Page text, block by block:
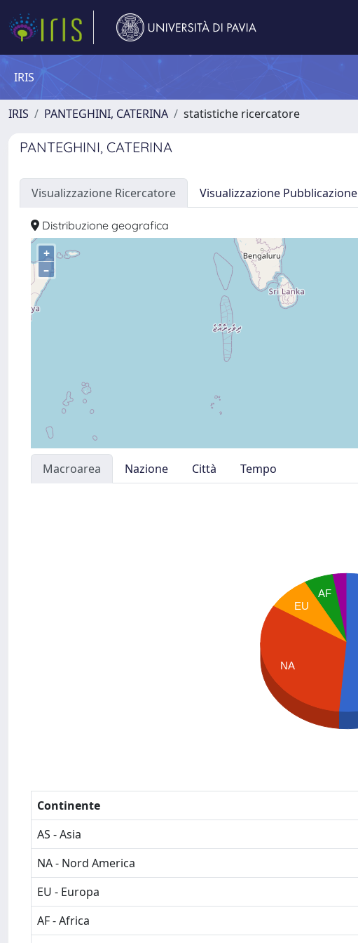
IRIS
IRIS PANTEGHINI, CATERINA statistiche ricercatore
PANTEGHINI, CATERINA
Visualizzazione Ricercatore Visualizzazione Pubblicazione
Distribuzione geografica
+
–
Macroarea Nazione Città
Tempo
AF
EU
NA
Continente
AS - Asia
NA - Nord America
EU - Europa
AF - Africa